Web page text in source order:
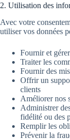
2. Utilisation des
Avec votre
utiliser vos données
Fournir et
Traiter les
Fournir des
Offrir un
clients
Améliorer nos
Administrer
fidélité ou des
Remplir les
Prévenir la